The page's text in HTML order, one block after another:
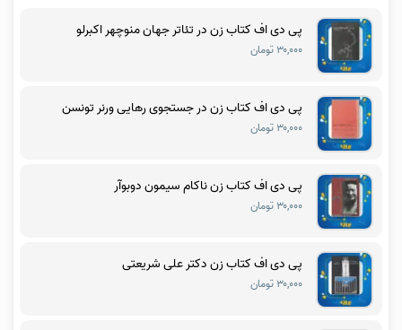
پی دی اف کتاب زن در تئاتر جهان منوچهر اکبرلو
۳۰,۰۰۰ تومان
پی دی اف کتاب زن در جستجوی رهایی ورنر تونسن
۳۰,۰۰۰ تومان
پی دی اف کتاب زن ناکام سیمون دوبوآر
۳۰,۰۰۰ تومان
پی دی اف کتاب زن دکتر علی شریعتی
۳۰,۰۰۰ تومان